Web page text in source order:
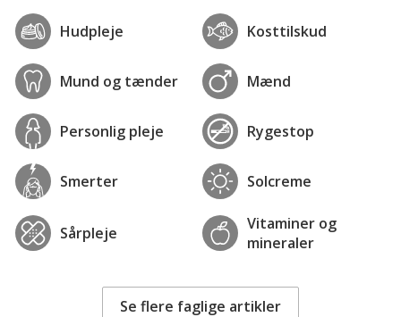
Hudpleje Kosttilskud
Mund og tænder Mænd
Personlig pleje Rygestop
Smerter Solcreme
Sårpleje
Vitaminer og
mineraler
Se flere faglige artikler